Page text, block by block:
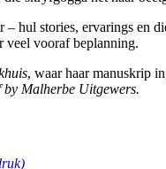
hul stories, ervarings en
veel vooraf beplanning.
, waar haar manuskrip
by Malherbe Uitgewers.